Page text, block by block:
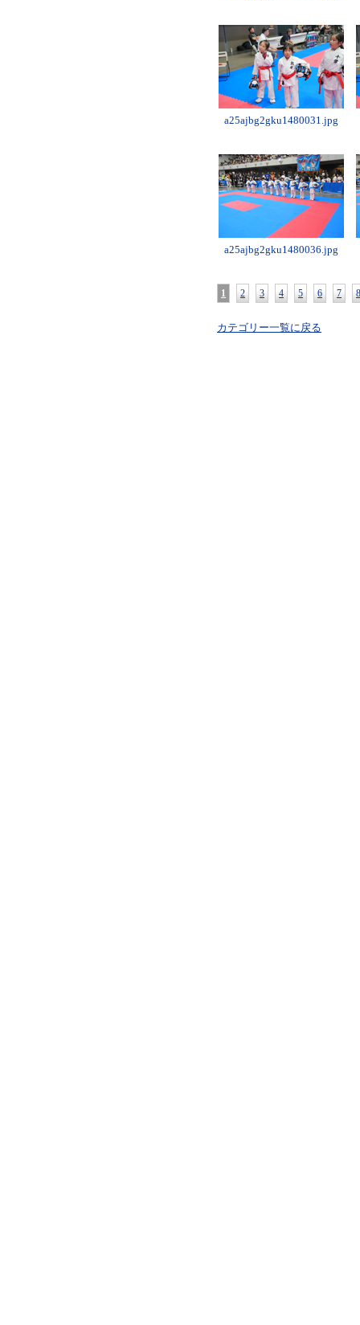
a25ajbg2gku1480031.jpg
a25ajbg2gku1480036.jpg
1 2 3 4 5 6 7 8
カテゴリー一覧に戻る